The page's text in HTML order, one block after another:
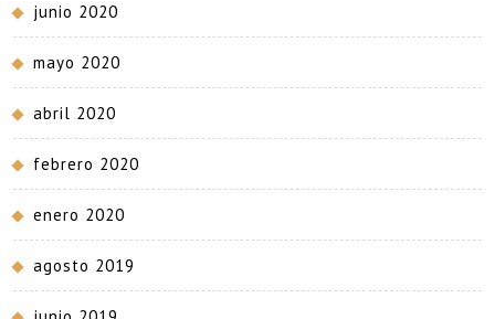
junio 2020
mayo 2020
abril 2020
febrero 2020
enero 2020
agosto 2019